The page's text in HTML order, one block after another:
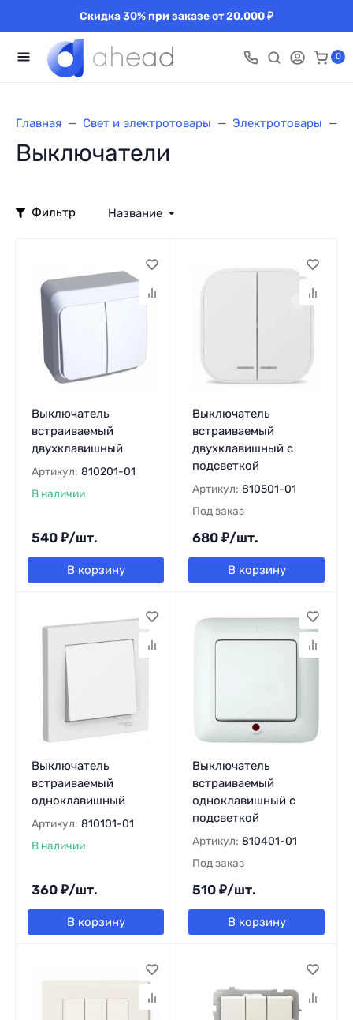
Скидка 30% при заказе от 20.000 ₽
0
Главная Свет и электротовары Электротовары
Выключатели
Фильтр Название
Выключатель
встраиваемый
двухклавишный
Артикул: 810201-01
В наличии
540 ₽/шт.
В корзину
Выключатель
встраиваемый
двухклавишный с
подсветкой
Артикул: 810501-01
Под заказ
680 ₽/шт.
В корзину
Выключатель
встраиваемый
одноклавишный
Артикул: 810101-01
В наличии
360 ₽/шт.
В корзину
Выключатель
встраиваемый
одноклавишный с
подсветкой
Артикул: 810401-01
Под заказ
510 ₽/шт.
В корзину